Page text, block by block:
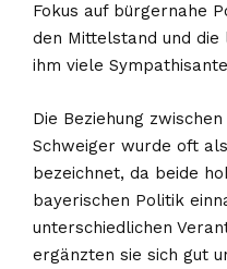
Fokus auf bürgernahe
den Mittelstand und die
ihm viele
Die Beziehung
Schweiger wurde oft
bezeichnet, da beide
bayerischen Politik
unterschiedlichen
ergänzten sie sich gut